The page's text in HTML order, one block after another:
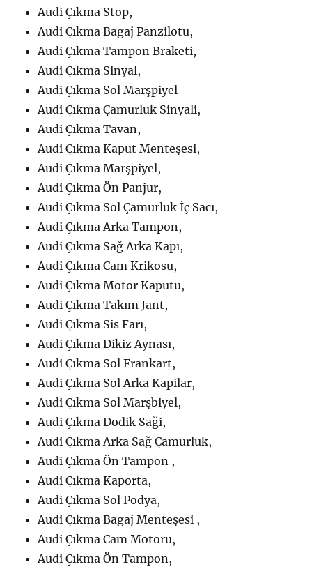
Audi Çıkma Stop,
Audi Çıkma Bagaj Panzilotu,
Audi Çıkma Tampon Braketi,
Audi Çıkma Sinyal,
Audi Çıkma Sol Marşpiyel
Audi Çıkma Çamurluk Sinyali,
Audi Çıkma Tavan,
Audi Çıkma Kaput Menteşesi,
Audi Çıkma Marşpiyel,
Audi Çıkma Ön Panjur,
Audi Çıkma Sol Çamurluk İç Sacı,
Audi Çıkma Arka Tampon,
Audi Çıkma Sağ Arka Kapı,
Audi Çıkma Cam Krikosu,
Audi Çıkma Motor Kaputu,
Audi Çıkma Takım Jant,
Audi Çıkma Sis Farı,
Audi Çıkma Dikiz Aynası,
Audi Çıkma Sol Frankart,
Audi Çıkma Sol Arka Kapilar,
Audi Çıkma Sol Marşbiyel,
Audi Çıkma Dodik Saği,
Audi Çıkma Arka Sağ Çamurluk,
Audi Çıkma Ön Tampon ,
Audi Çıkma Kaporta,
Audi Çıkma Sol Podya,
Audi Çıkma Bagaj Menteşesi ,
Audi Çıkma Cam Motoru,
Audi Çıkma Ön Tampon,